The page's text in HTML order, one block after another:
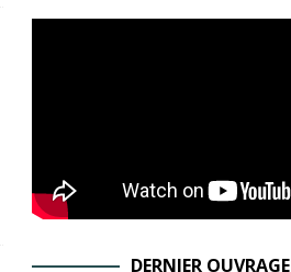
DERNIER OUVRAGE